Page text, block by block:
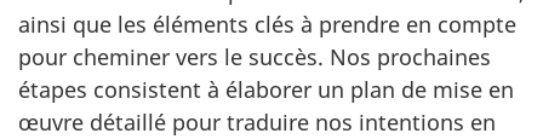
ainsi que les éléments clés à prendre en compte
pour cheminer vers le succès. Nos prochaines
étapes consistent à élaborer un plan de mise en
œuvre détaillé pour traduire nos intentions en